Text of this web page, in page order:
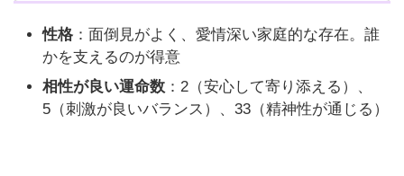
性格 ：面倒見がよく、愛情深い家庭的な存在。誰
かを支えるのが得意
相性が良い運命数 ：2（安心して寄り添える）、
5（刺激が良いバランス）、33（精神性が通じる）